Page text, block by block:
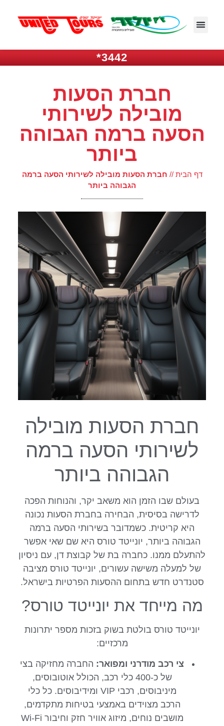
3442*
חברת הסעות
מובילה לשירותי
הסעה ברמה הגבוהה
ביותר
דף הבית // חברת הסעות מובילה לשירותי הסעה ברמה
הגבוהה ביותר
חברת הסעות מובילה
לשירותי הסעה ברמה
הגבוהה ביותר
בעולם שבו הזמן הוא משאב יקר, והנוחות הפכה
לדרישה בסיסית, הבחירה בחברת הסעות נכונה
היא קריטית. כשמדובר בשירותי הסעה ברמה
הגבוהה ביותר, יונייטד טורס היא שם שאי אפשר
להתעלם ממנו. כחברה בת של קבוצת דן, עם ניסיון
של למעלה משישה עשורים, יונייטד טורס מציבה
סטנדרט חדש בתחום ההסעות הפרטיות בישראל.
מה מייחד את יונייטד טורס?
יונייטד טורס בולטת בשוק בזכות מספר יתרונות
מרכזיים:
צי רכב מודרני ומפואר: החברה מחזיקה בצי
של כ-400 כלי רכב, הכולל אוטובוסים,
מיניבוסים, רכבי VIP ומידיבוסים. כל כלי
הרכב מצוידים באמצעי בטיחות מתקדמים,
מושבים נוחים, מיזוג אוויר חזק וחיבור Wi-Fi